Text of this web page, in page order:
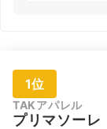
1位
TAKアパレル
プリマソーレ